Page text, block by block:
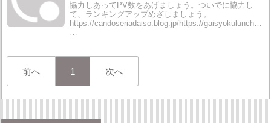
協力しあってPV数をあげましょう。ついでに協力し
て、ランキングアップめざしましょう。
https://candoseriadaiso.blog.jp/https://
…
前へ 1 次へ